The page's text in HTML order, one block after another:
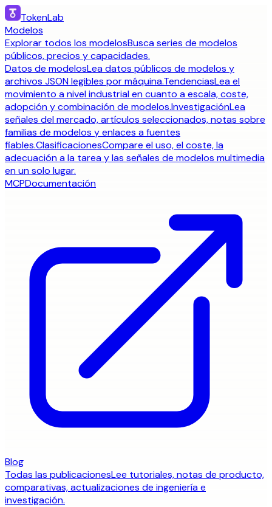
TokenLab
Modelos
Explorar todos los modelosBusca series de modelos
públicos, precios y capacidades.
Datos de modelosLea datos públicos de modelos y
archivos JSON legibles por máquina.TendenciasLea el
movimiento a nivel industrial en cuanto a escala, coste,
adopción y combinación de modelos.InvestigaciónLea
señales del mercado, artículos seleccionados, notas sobre
familias de modelos y enlaces a fuentes
fiables.ClasificacionesCompare el uso, el coste, la
adecuación a la tarea y las señales de modelos multimedia
en un solo lugar.
MCPDocumentación
Blog
Todas las publicacionesLee tutoriales, notas de producto,
comparativas, actualizaciones de ingeniería e
investigación.